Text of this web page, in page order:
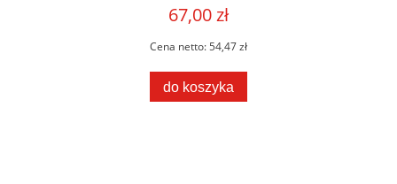
67,00 zł
Cena netto:54,47 zł
do koszyka